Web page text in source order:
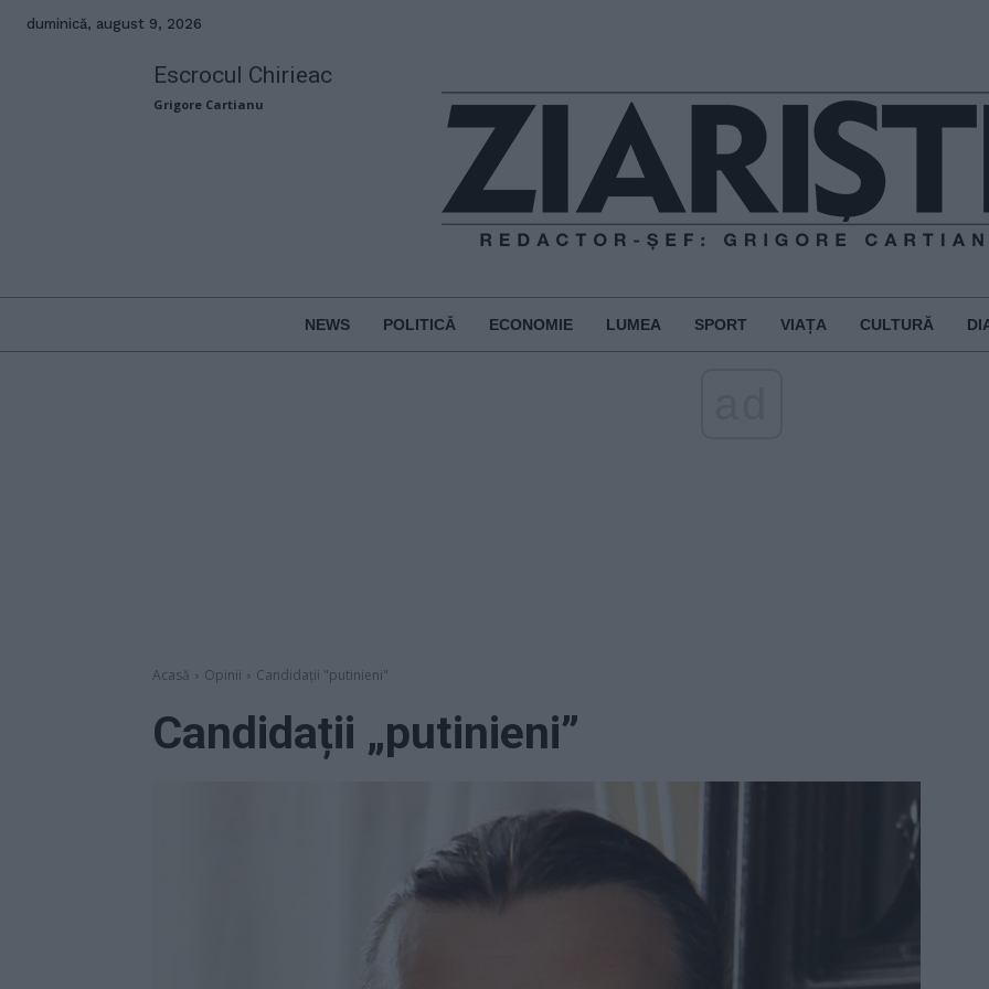
duminică, august 9, 2026
Escrocul Chirieac
Grigore Cartianu
NEWS POLITICĂ ECONOMIE LUMEA SPORT VIAȚA CULTURĂ
Acasă Opinii Candidații "putinieni"
Candidații „putinieni”